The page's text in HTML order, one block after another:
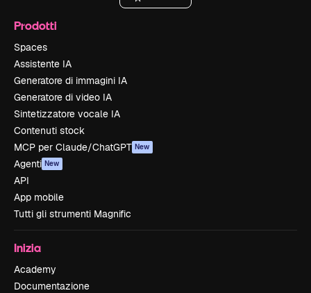
Prodotti
Spaces
Assistente IA
Generatore di immagini IA
Generatore di video IA
Sintetizzatore vocale IA
Contenuti stock
MCP per Claude/ChatGPT New
Agenti New
API
App mobile
Tutti gli strumenti Magnific
Inizia
Academy
Documentazione